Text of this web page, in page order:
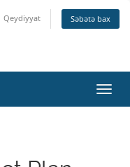
Qeydiyyat Səbətə bax
keçid